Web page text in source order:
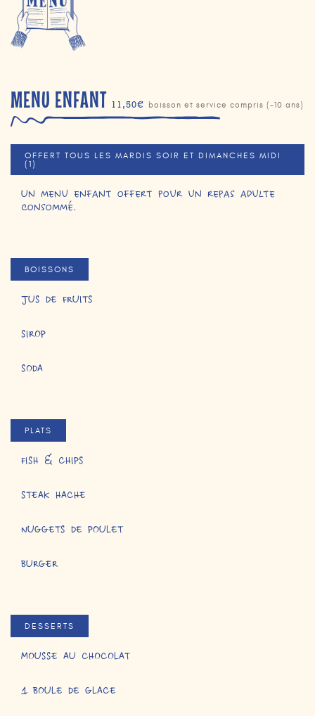
MENU ENFANT 11,50€ boisson et service compris (-10 ans)
OFFERT TOUS LES MARDIS SOIR ET DIMANCHES MIDI
(1)
Un menu enfant offert pour un repas adulte
consommé.
BOISSONS
JUS DE FRUITS
SIROP
SODA
PLATS
FISH & CHIPS
STEAK HACHE
NUGGETS DE POULET
BURGER
DESSERTS
MOUSSE AU CHOCOLAT
1 BOULE DE GLACE